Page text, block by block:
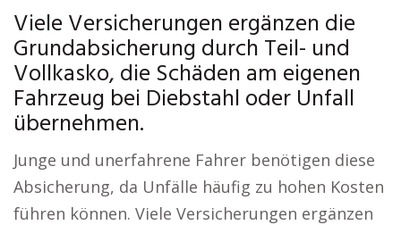
Viele Versicherungen ergänzen die
Grundabsicherung durch Teil- und
Vollkasko, die Schäden am eigenen
Fahrzeug bei Diebstahl oder Unfall
übernehmen.
Junge und unerfahrene Fahrer benötigen diese
Absicherung, da Unfälle häufig zu hohen Kosten
führen können. Viele Versicherungen ergänzen